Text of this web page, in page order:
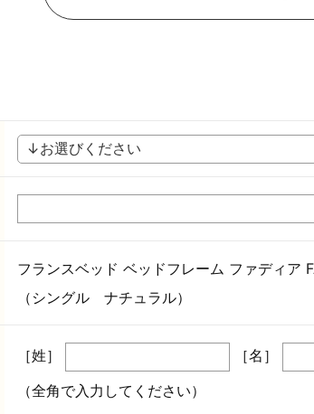
フランスベッド ベッドフレーム ファディア
（シングル ナチュラル）
［姓］
［名］
（全角で入力してください）